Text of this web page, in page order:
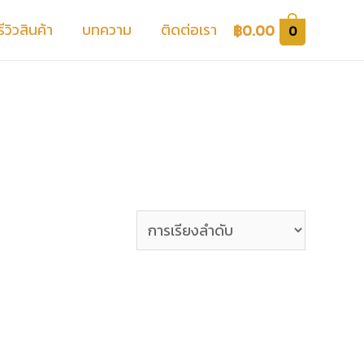
วิวสินค้า บทความ ติดต่อเรา ฿0.00 0